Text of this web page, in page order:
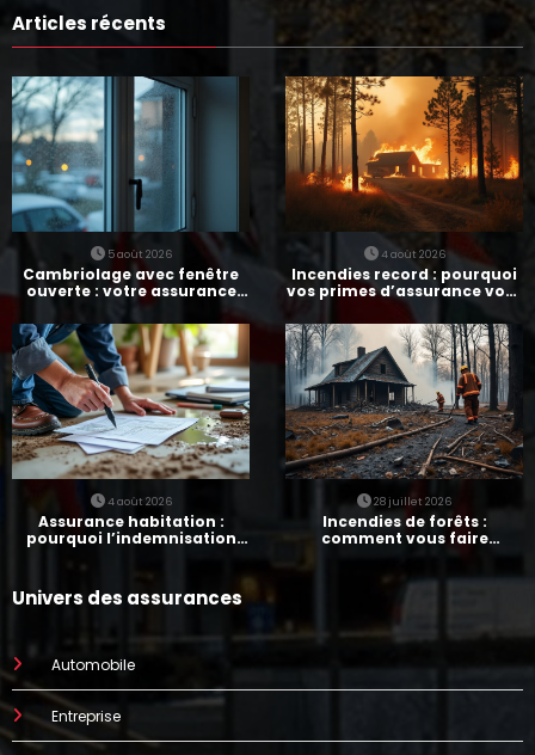
Articles récents
5 août 2026
Cambriolage avec fenêtre
ouverte : votre assurance
4 août 2026
Incendies record : pourquoi
vos primes d’assurance vont
augmenter
4 août 2026
Assurance habitation :
pourquoi l’indemnisation
28 juillet 2026
Incendies de forêts :
comment vous faire
indemniser par votre
Univers des assurances
Automobile
Entreprise